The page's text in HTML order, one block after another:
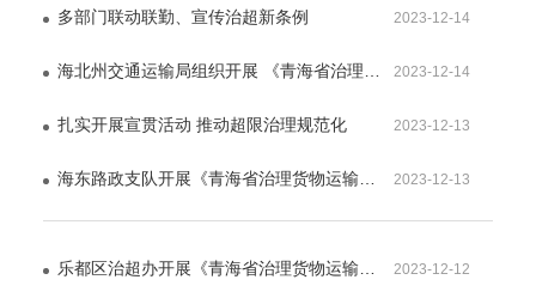
多部门联动联勤、宣传治超新条例
2023-12-14
海北州交通运输局组织开展 《青海省治理货物运输车辆超限超载条例》 宣贯学习...
2023-12-14
扎实开展宣贯活动 推动超限治理规范化
2023-12-13
海东路政支队开展《青海省治理货物运输车辆超限超载条例》学习宣贯活动
2023-12-13
乐都区治超办开展《青海省治理货物运输车辆超限超载条例》宣传活动
2023-12-12